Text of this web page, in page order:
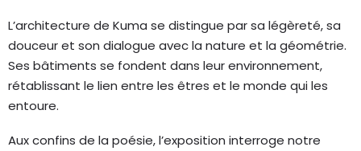
L’architecture de Kuma se distingue par sa légèreté, sa
douceur et son dialogue avec la nature et la géométrie.
Ses bâtiments se fondent dans leur environnement,
rétablissant le lien entre les êtres et le monde qui les
entoure.
Aux confins de la poésie, l’exposition interroge notre